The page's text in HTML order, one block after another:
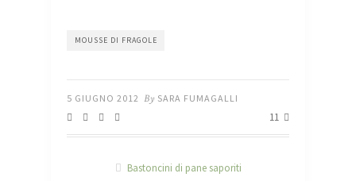
MOUSSE DI FRAGOLE
5 GIUGNO 2012 By SARA FUMAGALLI
11
Bastoncini di pane saporiti